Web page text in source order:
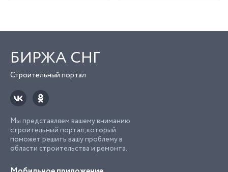
БИРЖА СНГ
Строительный портал
Мы представляем вашему вниманию
строительный портал, который
поможет решить вашу проблему в
области строительства и ремонта.